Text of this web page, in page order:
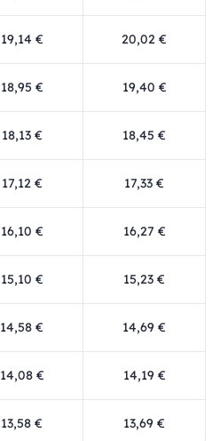
19,14 € 20,02 €
18,95 € 19,40 €
18,13 € 18,45 €
17,12 € 17,33 €
16,10 € 16,27 €
15,10 € 15,23 €
14,58 € 14,69 €
14,08 € 14,19 €
13,58 € 13,69 €